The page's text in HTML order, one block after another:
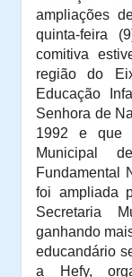
ampliações
quinta-feira
comitiva
região do
Educação
Senhora de
1992 e que
Municipal
Fundamental
foi ampliada
Secretaria
ganhando
educandário
a Hefy,